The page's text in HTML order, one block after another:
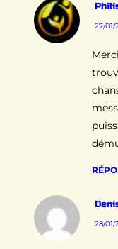
27/01/
28/01/